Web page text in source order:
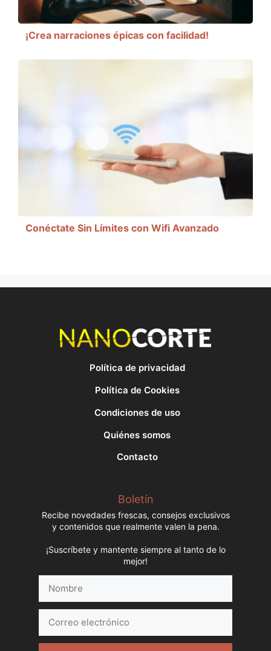
¡Crea narraciones épicas con facilidad!
Conéctate Sin Límites con Wifi Avanzado
Política de privacidad
Política de Cookies
Condiciones de uso
Quiénes somos
Contacto
Boletín
Recibe novedades frescas, consejos exclusivos
y contenidos que realmente valen la pena.
¡Suscríbete y mantente siempre al tanto de lo
mejor!
electrónico